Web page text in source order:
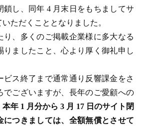
鎖し、同年 4 月末日をもちましてサ
ただくこととなりました。
り、多くのご掲載企業様に多大なる
りましたこと、心より厚く御礼申し
ビス終了まで通常通り反響課金をさ
でございますが、長年のご愛顧への
本年 1 月分から 3 月 17 日のサイト閉
につきましては、全額無償とさせて